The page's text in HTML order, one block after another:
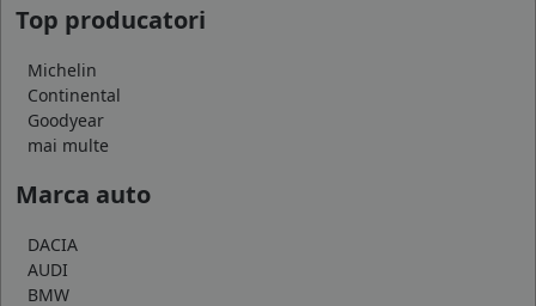
Top producatori
Michelin
Continental
Goodyear
mai multe
Marca auto
DACIA
AUDI
BMW